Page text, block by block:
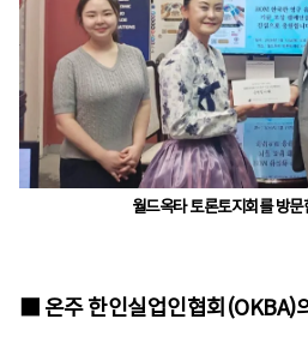
월드옥타 토론토지회를 방
■ 온주 한인실업인협회(OKBA)